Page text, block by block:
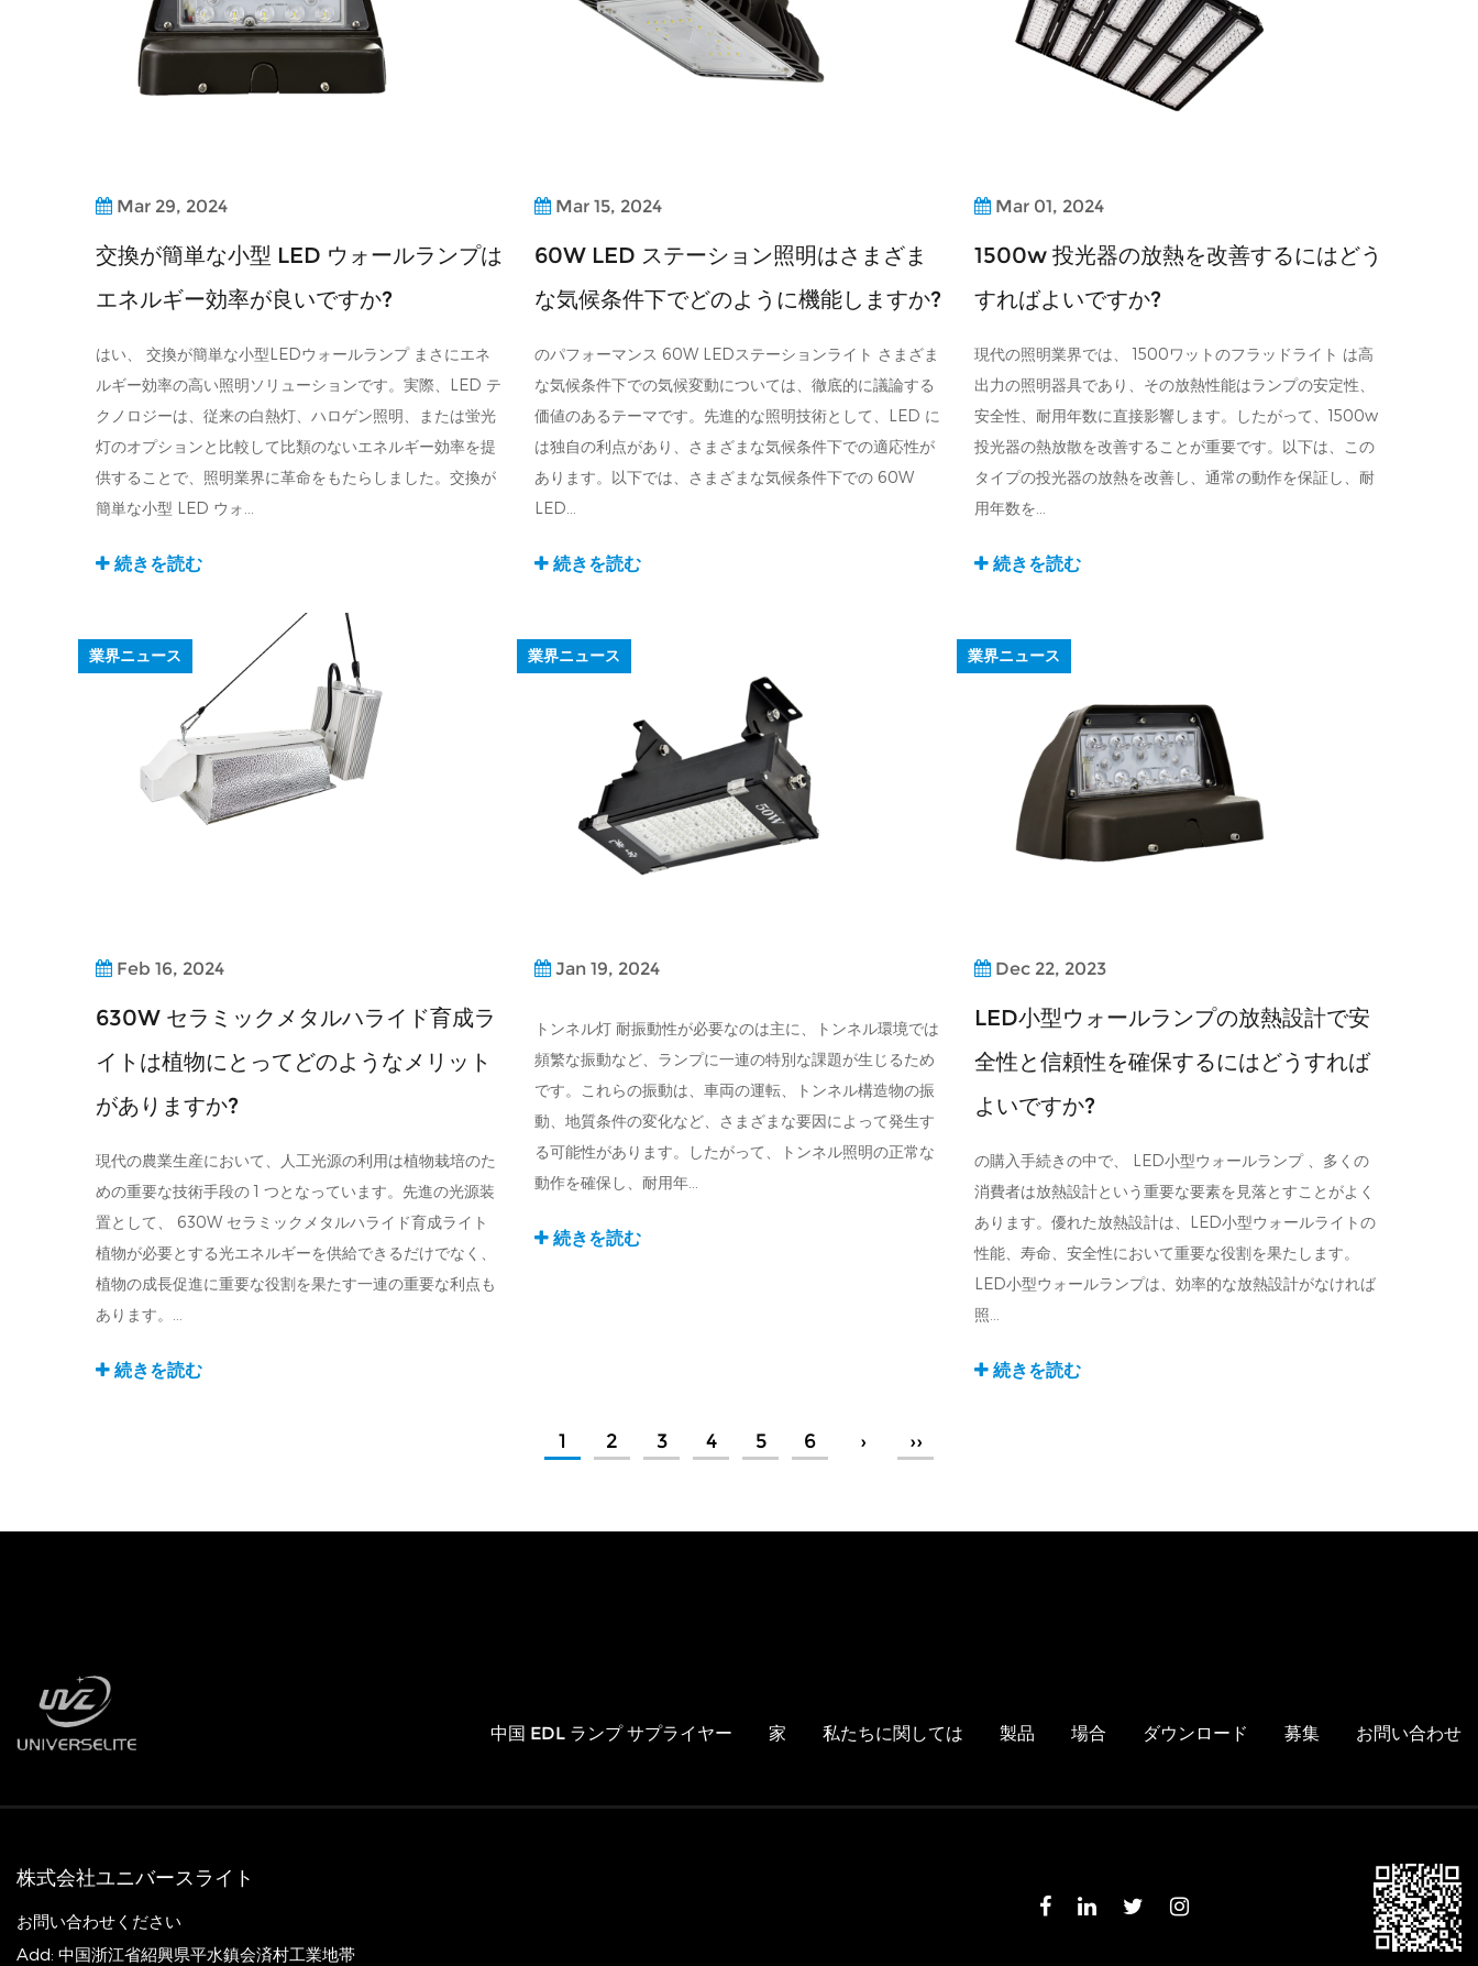
Mar 29, 2024
交換が簡単な小型 LED ウォールランプは
エネルギー効率が良いですか?
はい、 交換が簡単な小型LEDウォールランプ まさにエネ
ルギー効率の高い照明ソリューションです。実際、LED テ
クノロジーは、従来の白熱灯、ハロゲン照明、または蛍光
灯のオプションと比較して比類のないエネルギー効率を提
供することで、照明業界に革命をもたらしました。交換が
簡単な小型 LED ウォ...
続きを読む
Mar 15, 2024
60W LED ステーション照明はさまざま
な気候条件下でどのように機能しますか?
のパフォーマンス 60W LEDステーションライト さまざま
な気候条件下での気候変動については、徹底的に議論する
価値のあるテーマです。先進的な照明技術として、LED に
は独自の利点があり、さまざまな気候条件下での適応性が
あります。以下では、さまざまな気候条件下での 60W
LED...
続きを読む
Mar 01, 2024
1500w 投光器の放熱を改善するにはどう
すればよいですか?
現代の照明業界では、 1500ワットのフラッドライト は高
出力の照明器具であり、その放熱性能はランプの安定性、
安全性、耐用年数に直接影響します。したがって、1500w
投光器の熱放散を改善することが重要です。以下は、この
タイプの投光器の放熱を改善し、通常の動作を保証し、耐
用年数を...
続きを読む
業界ニュース
Feb 16, 2024
630W セラミックメタルハライド育成ラ
イトは植物にとってどのようなメリット
がありますか?
現代の農業生産において、人工光源の利用は植物栽培のた
めの重要な技術手段の 1 つとなっています。先進の光源装
置として、 630W セラミックメタルハライド育成ライト
植物が必要とする光エネルギーを供給できるだけでなく、
植物の成長促進に重要な役割を果たす一連の重要な利点も
あります。...
続きを読む
業界ニュース
Jan 19, 2024
トンネル灯 耐振動性が必要なのは主に、トンネル環境では
頻繁な振動など、ランプに一連の特別な課題が生じるため
です。これらの振動は、車両の運転、トンネル構造物の振
動、地質条件の変化など、さまざまな要因によって発生す
る可能性があります。したがって、トンネル照明の正常な
動作を確保し、耐用年...
続きを読む
業界ニュース
Dec 22, 2023
LED小型ウォールランプの放熱設計で安
全性と信頼性を確保するにはどうすれば
よいですか?
の購入手続きの中で、 LED小型ウォールランプ 、多くの
消費者は放熱設計という重要な要素を見落とすことがよく
あります。優れた放熱設計は、LED小型ウォールライトの
性能、寿命、安全性において重要な役割を果たします。
LED小型ウォールランプは、効率的な放熱設計がなければ
照...
続きを読む
1 2 3 4 5 6 › ››
中国 EDL ランプ サプライヤー 家 私たちに関しては 製品 場合 ダウンロード 募集 お問い合わせ
株式会社ユニバースライト
お問い合わせください
Add: 中国浙江省紹興県平水鎮会済村工業地帯